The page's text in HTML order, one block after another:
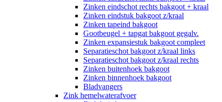
Zinken eindschot rechts bakgoot + kraal
Zinken eindstuk bakgoot z/kraal
Zinken tapeind bakgoot
Gootbeugel + tapgat bakgoot gegalv.
Zinken expansiestuk bakgoot compleet
Separatieschot bakgoot z/kraal links
Separatieschot bakgoot z/kraal rechts
Zinken buitenhoek bakgoot
Zinken binnenhoek bakgoot
Bladvangers
Zink hemelwaterafvoer